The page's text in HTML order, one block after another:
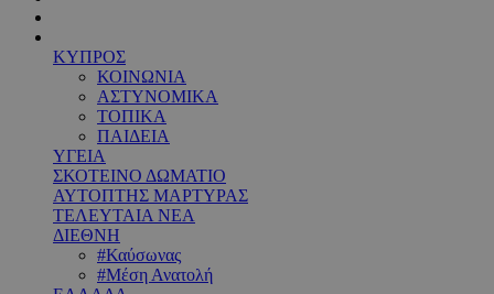
ΚΥΠΡΟΣ
ΚΟΙΝΩΝΙΑ
ΑΣΤΥΝΟΜΙΚΑ
ΤΟΠΙΚΑ
ΠΑΙΔΕΙΑ
ΥΓΕΙΑ
ΣΚΟΤΕΙΝΟ ΔΩΜΑΤΙΟ
ΑΥΤΟΠΤΗΣ ΜΑΡΤΥΡΑΣ
ΤΕΛΕΥΤΑΙΑ ΝΕΑ
ΔΙΕΘΝΗ
#Καύσωνας
#Μέση Ανατολή